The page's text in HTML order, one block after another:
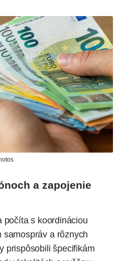
a zapojenie
počíta s koordináciou
samospráv a rôznych
prispôsobili špecifikám